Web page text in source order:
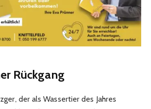
Rückgang
der als Wassertier des Jahres